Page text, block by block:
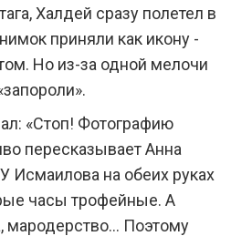
Халдей сразу полетел в
приняли как икону -
Но из-за одной мелочи
«Стоп! Фотографию
пересказывает Анна
Исмаилова на обеих руках
часы трофейные. А
мародерство... Поэтому